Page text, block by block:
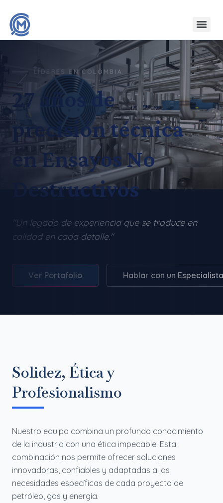
LÍDERES EN COLOMBIA
27 años de
precisión técnica
en Ensayos No
Destructivos
"Un legado de experiencia que se traduce en
calidad en cada detalle."
Ver Portafolio Hablar con un Especialista
Solidez, Ética y
Profesionalismo
Nuestro equipo combina un profundo conocimiento
de la industria con una ética impecable. Esta
combinación nos permite ofrecer soluciones
innovadoras, confiables y adaptadas a las
necesidades específicas de cada proyecto de
petróleo, gas y energía.